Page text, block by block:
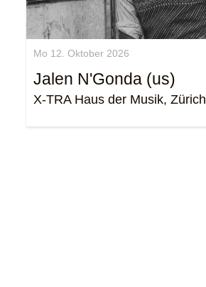
Mo 12. Oktober 2026
Jalen N'Gonda (us)
X-TRA Haus der Musik, Zürich